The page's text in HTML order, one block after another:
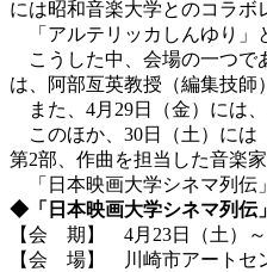
には昭和音楽大学とのコラボ
「アルテリッカしんゆり」
こうした中、会場の一つで
は、阿部亙英教授（編集技師
また、4月29日（金）には
このほか、30日（土）には
第2部、作曲を担当した音楽
「日本映画大学シネマ列伝
◆「日本映画大学シネマ列伝
【会 期】 4月23日（土）～
【会 場】 川崎市アートセ